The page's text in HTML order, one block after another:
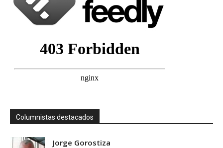
Columnistas destacados
Jorge Gorostiza